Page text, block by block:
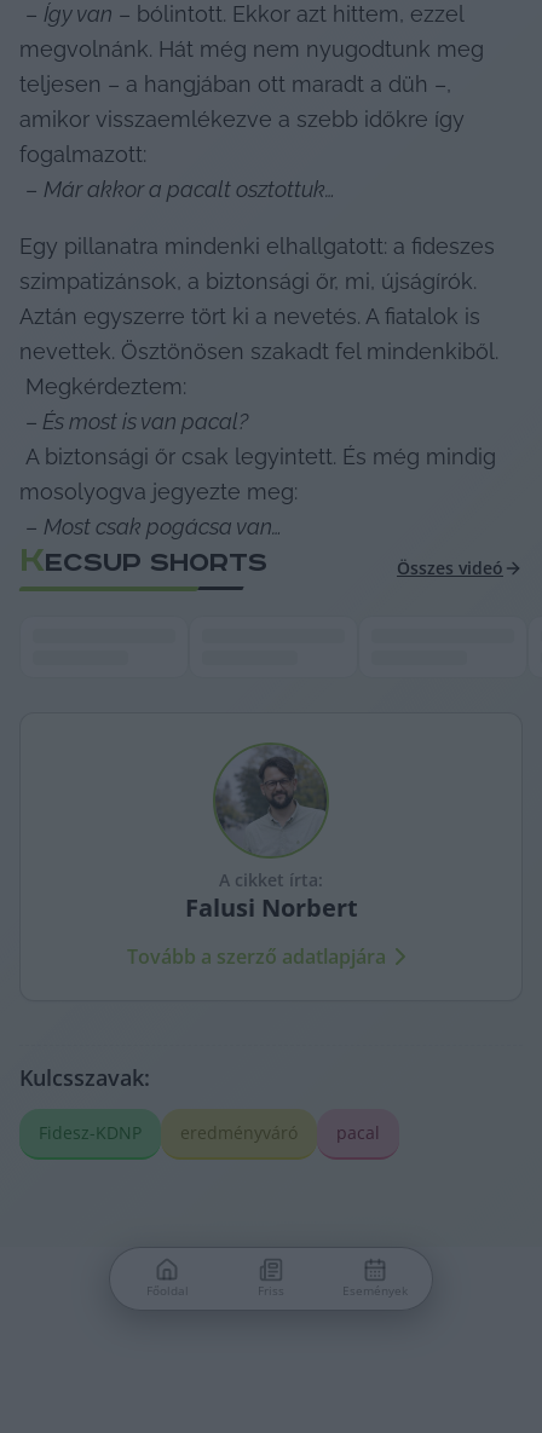
– Így van – bólintott. Ekkor azt hittem, ezzel
megvolnánk. Hát még nem nyugodtunk meg
teljesen – a hangjában ott maradt a düh –,
amikor visszaemlékezve a szebb időkre így
fogalmazott:
– Már akkor a pacalt osztottuk…
Egy pillanatra mindenki elhallgatott: a fideszes
szimpatizánsok, a biztonsági őr, mi, újságírók.
Aztán egyszerre tört ki a nevetés. A fiatalok is
nevettek. Ösztönösen szakadt fel mindenkiből.
– És most is van pacal?
mosolyogva jegyezte meg:
– Most csak pogácsa van…
KECSUP SHORTS Összes videó
A cikket írta:
Falusi Norbert
Tovább a szerző adatlapjára
Kulcsszavak:
Fidesz-KDNP eredményváró pacal
Főoldal Friss Események